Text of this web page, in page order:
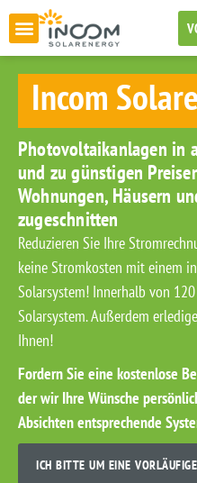
Incom
Photovoltaikanlagen in
und zu günstigen
Wohnungen, Häusern
zugeschnitten
Reduzieren Sie Ihre
keine Stromkosten mit einem
Solarsystem! Innerhalb von
Solarsystem. Außerdem
Ihnen!
Fordern Sie eine kostenlose
der wir Ihre Wünsche
Absichten entsprechende
ICH BITTE UM EINE